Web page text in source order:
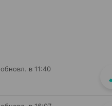
обновл. в 11:40